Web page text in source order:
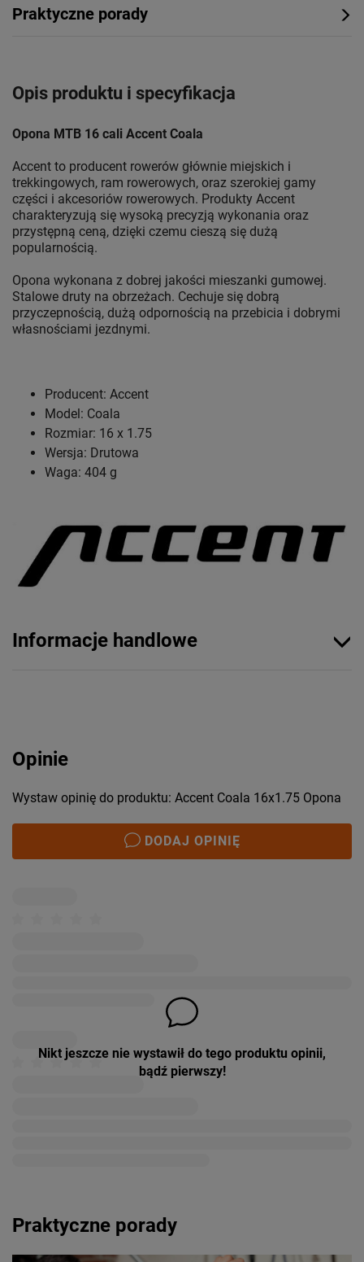
Praktyczne porady
Opis produktu i specyfikacja
Opona MTB 16 cali Accent Coala
Accent to producent rowerów głównie miejskich i
trekkingowych, ram rowerowych, oraz szerokiej gamy
części i akcesoriów rowerowych. Produkty Accent
charakteryzują się wysoką precyzją wykonania oraz
przystępną ceną, dzięki czemu cieszą się dużą
popularnością.
Opona wykonana z dobrej jakości mieszanki gumowej.
Stalowe druty na obrzeżach. Cechuje się dobrą
przyczepnością, dużą odpornością na przebicia i dobrymi
własnościami jezdnymi.
Producent: Accent
Model: Coala
Rozmiar: 16 x 1.75
Wersja: Drutowa
Waga: 404 g
Informacje handlowe
Opinie
Wystaw opinię do produktu: Accent Coala 16x1.75 Opona
DODAJ OPINIĘ
Nikt jeszcze nie wystawił do tego produktu opinii,
bądź pierwszy!
Praktyczne porady